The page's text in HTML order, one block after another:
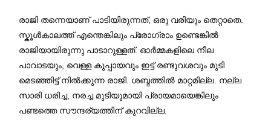
രാജി തന്നെയാണ് പാടിയിരുന്നത്, ഒരു വരിയും തെറ്റാതെ.
സ്കൂൾകാലത്ത് എന്തെങ്കിലും പ്രോഗ്രാം ഉണ്ടെങ്കിൽ
രാജിയായിരുന്നു പാടാറുള്ളത്. ഓർമ്മകളിലെ നീല
പാവാടയും, വെള്ള കുപ്പായവും ഇട്ട് രണ്ടുവശവും മുടി
മെടഞ്ഞിട്ട് നിൽക്കുന്ന രാജി. ശബ്ദത്തിൽ മാറ്റമില്ല. നല്ല
സാരി ധരിച്ച, നരച്ച മുടിയുമായി പ്രായമായെങ്കിലും
പണ്ടത്തെ സൗന്ദര്യത്തിന് കുറവില്ല.